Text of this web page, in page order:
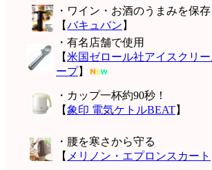
・ワイン・お酒のうまみを保存
【バキュバン 】
・有名店舗で使用
【米国ゼロール社アイスクリー
ープ】
・カップ一杯約90秒！
【象印 電気ケトルBEAT】
・腰を寒さから守る
【 メリノン・エプロンスカート